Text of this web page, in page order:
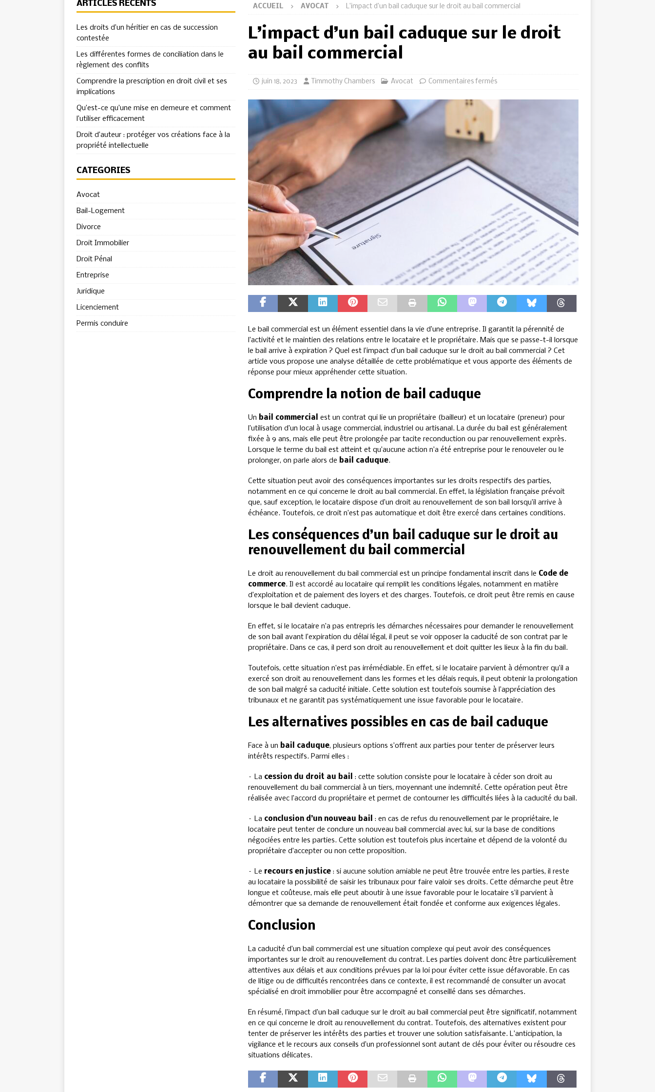
ACCUEIL AVOCAT L’impact d’un bail caduque sur le droit au bail commercial
L’impact d’un bail caduque sur le droit
au bail commercial
juin 18, 2023 Timmothy Chambers Avocat Commentaires fermés
Le bail commercial est un élément essentiel dans la vie d’une entreprise. Il garantit la pérennité de
l’activité et le maintien des relations entre le locataire et le propriétaire. Mais que se passe-t-il lorsque
le bail arrive à expiration ? Quel est l’impact d’un bail caduque sur le droit au bail commercial ? Cet
article vous propose une analyse détaillée de cette problématique et vous apporte des éléments de
réponse pour mieux appréhender cette situation.
Comprendre la notion de bail caduque
Un bail commercial
est un contrat qui lie un propriétaire (bailleur) et un locataire (preneur) pour
l’utilisation d’un local à usage commercial, industriel ou artisanal. La durée du bail est généralement
fixée à 9 ans, mais elle peut être prolongée par tacite reconduction ou par renouvellement exprès.
Lorsque le terme du bail est atteint et qu’aucune action n’a été entreprise pour le renouveler ou le
prolonger, on parle alors de bail caduque.
Cette situation peut avoir des conséquences importantes sur les droits respectifs des parties,
notamment en ce qui concerne le droit au bail commercial. En effet, la législation française prévoit
que, sauf exception, le locataire dispose d’un droit au renouvellement de son bail lorsqu’il arrive à
échéance. Toutefois, ce droit n’est pas automatique et doit être exercé dans certaines conditions.
Les conséquences d’un bail caduque sur le droit au
renouvellement du bail commercial
Le droit au renouvellement du bail commercial est un principe fondamental inscrit dans le Code de
commerce. Il est accordé au locataire qui remplit les conditions légales, notamment en matière
d’exploitation et de paiement des loyers et des charges. Toutefois, ce droit peut être remis en cause
lorsque le bail devient caduque.
En effet, si le locataire n’a pas entrepris les démarches nécessaires pour demander le renouvellement
de son bail avant l’expiration du délai légal, il peut se voir opposer la caducité de son contrat par le
propriétaire. Dans ce cas, il perd son droit au renouvellement et doit quitter les lieux à la fin du bail.
Toutefois, cette situation n’est pas irrémédiable. En effet, si le locataire parvient à démontrer qu’il a
exercé son droit au renouvellement dans les formes et les délais requis, il peut obtenir la prolongation
de son bail malgré sa caducité initiale. Cette solution est toutefois soumise à l’appréciation des
tribunaux et ne garantit pas systématiquement une issue favorable pour le locataire.
Les alternatives possibles en cas de bail caduque
Face à un bail caduque, plusieurs options s’offrent aux parties pour tenter de préserver leurs
intérêts respectifs. Parmi elles :
– La cession du droit au bail
: cette solution consiste pour le locataire à céder son droit au
renouvellement du bail commercial à un tiers, moyennant une indemnité. Cette opération peut être
réalisée avec l’accord du propriétaire et permet de contourner les difficultés liées à la caducité du bail.
– La conclusion d’un nouveau bail
: en cas de refus du renouvellement par le propriétaire, le
locataire peut tenter de conclure un nouveau bail commercial avec lui, sur la base de conditions
négociées entre les parties. Cette solution est toutefois plus incertaine et dépend de la volonté du
propriétaire d’accepter ou non cette proposition.
– Le recours en justice: si aucune solution amiable ne peut être trouvée entre les parties, il reste
au locataire la possibilité de saisir les tribunaux pour faire valoir ses droits. Cette démarche peut être
longue et coûteuse, mais elle peut aboutir à une issue favorable pour le locataire s’il parvient à
démontrer que sa demande de renouvellement était fondée et conforme aux exigences légales.
Conclusion
La caducité d’un bail commercial est une situation complexe qui peut avoir des conséquences
importantes sur le droit au renouvellement du contrat. Les parties doivent donc être particulièrement
attentives aux délais et aux conditions prévues par la loi pour éviter cette issue défavorable. En cas
de litige ou de difficultés rencontrées dans ce contexte, il est recommandé de consulter un avocat
spécialisé en droit immobilier pour être accompagné et conseillé dans ses démarches.
En résumé, l’impact d’un bail caduque sur le droit au bail commercial peut être significatif, notamment
en ce qui concerne le droit au renouvellement du contrat. Toutefois, des alternatives existent pour
tenter de préserver les intérêts des parties et trouver une solution satisfaisante. L’anticipation, la
vigilance et le recours aux conseils d’un professionnel sont autant de clés pour éviter ou résoudre ces
situations délicates.
ARTICLES RÉCENTS
Les droits d’un héritier en cas de succession
contestée
Les différentes formes de conciliation dans le
règlement des conflits
Comprendre la prescription en droit civil et ses
implications
Qu’est-ce qu’une mise en demeure et comment
l’utiliser efficacement
Droit d’auteur : protéger vos créations face à la
propriété intellectuelle
CATÉGORIES
Avocat
Bail-Logement
Divorce
Droit Immobilier
Droit Pénal
Entreprise
Juridique
Licenciement
Permis conduire